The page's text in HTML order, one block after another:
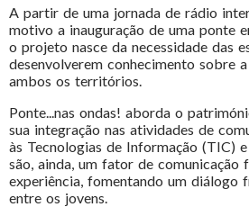
A partir de uma jornada de rádio
motivo a inauguração de uma ponte
o projeto nasce da necessidade das
desenvolverem conhecimento sobre
ambos os territórios.
Ponte...nas ondas! aborda o
sua integração nas atividades de
às Tecnologias de Informação (TIC)
são, ainda, um fator de comunicação
experiência, fomentando um diálogo
entre os jovens.